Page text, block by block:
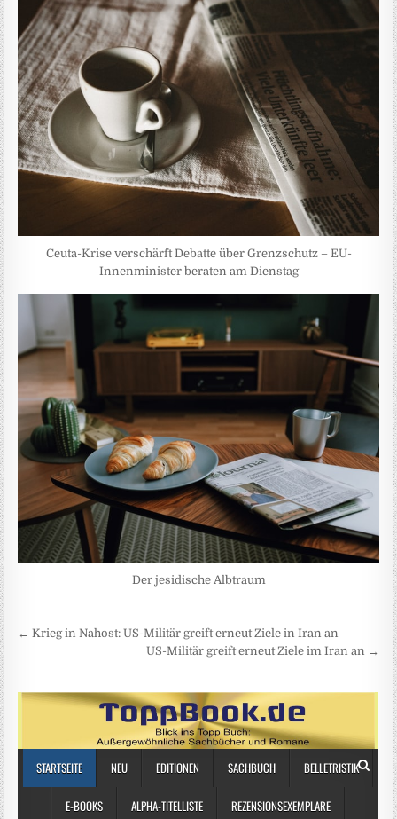
Ceuta-Krise verschärft Debatte über Grenzschutz – EU-
Innenminister beraten am Dienstag
Der jesidische Albtraum
Beitragsnavigation
← Krieg in Nahost: US-Militär greift erneut Ziele in Iran an
US-Militär greift erneut Ziele im Iran an →